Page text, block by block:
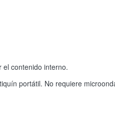
el contenido interno.
portátil. No requiere